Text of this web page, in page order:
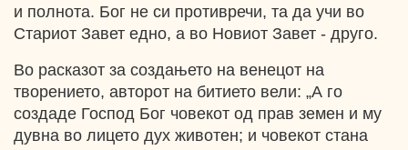
и полнота. Бог не си противречи, та да учи во
Стариот Завет едно, а во Новиот Завет - друго.
Во расказот за создањето на венецот на
творението, авторот на битието вели: „А го
создаде Господ Бог човекот од прав земен и му
дувна во лицето дух животен; и човекот стана